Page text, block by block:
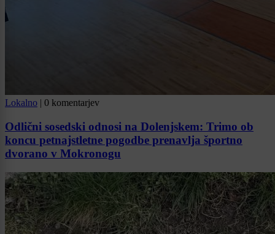
Lokalno | 0 komentarjev
Odlični sosedski odnosi na Dolenjskem: Trimo ob
koncu petnajstletne pogodbe prenavlja športno
dvorano v Mokronogu